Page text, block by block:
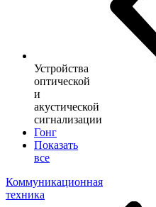
Устройства
оптической
и
акустической
сигнализации
Гонг
Показать
все
Коммуникационная
техника